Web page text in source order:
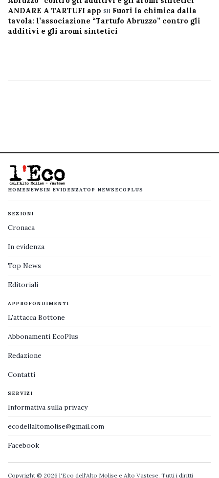
ANDARE A TARTUFI app su Fuori la chimica dalla
tavola: l’associazione “Tartufo Abruzzo” contro gli
additivi e gli aromi sintetici
HOMENEWS IN EVIDENZATOP NEWS ECOPLUS
SEZIONI
Cronaca
In evidenza
Top News
Editoriali
APPROFONDIMENTI
L'attacca Bottone
Abbonamenti EcoPlus
Redazione
Contatti
SERVIZI
Informativa sulla privacy
ecodellaltomolise@gmail.com
Facebook
Copyright © 2026 l'Eco dell'Alto Molise e Alto Vastese. Tutti i diritti